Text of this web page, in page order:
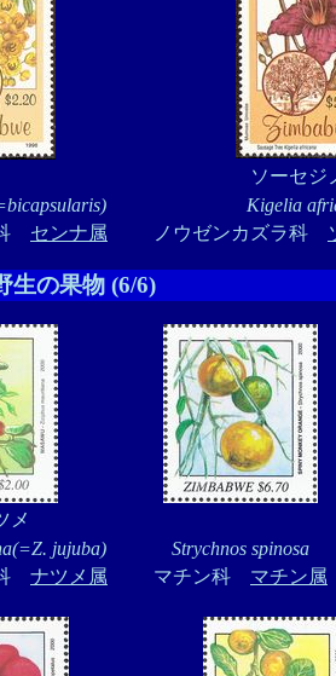
ソーセジ
Kigelia
センナ属 ノウゼンカズラ科
の果物 (6/6)
メ
jujuba)
Strychnos spinosa
ナツメ属 マチン科 マチン属